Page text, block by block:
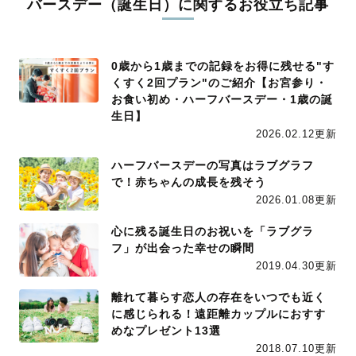
バースデー（誕生日）に関するお役立ち記事
0歳から1歳までの記録をお得に残せる"す
くすく2回プラン"のご紹介【お宮参り・
お食い初め・ハーフバースデー・1歳の誕
生日】
2026.02.12更新
ハーフバースデーの写真はラブグラフ
で！赤ちゃんの成長を残そう
2026.01.08更新
心に残る誕生日のお祝いを「ラブグラ
フ」が出会った幸せの瞬間
2019.04.30更新
離れて暮らす恋人の存在をいつでも近く
に感じられる！遠距離カップルにおすす
めなプレゼント13選
2018.07.10更新